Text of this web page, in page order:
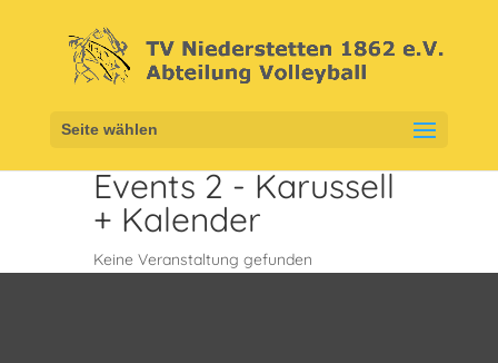
Seite wählen
Events 2 - Karussell
+ Kalender
Keine Veranstaltung gefunden